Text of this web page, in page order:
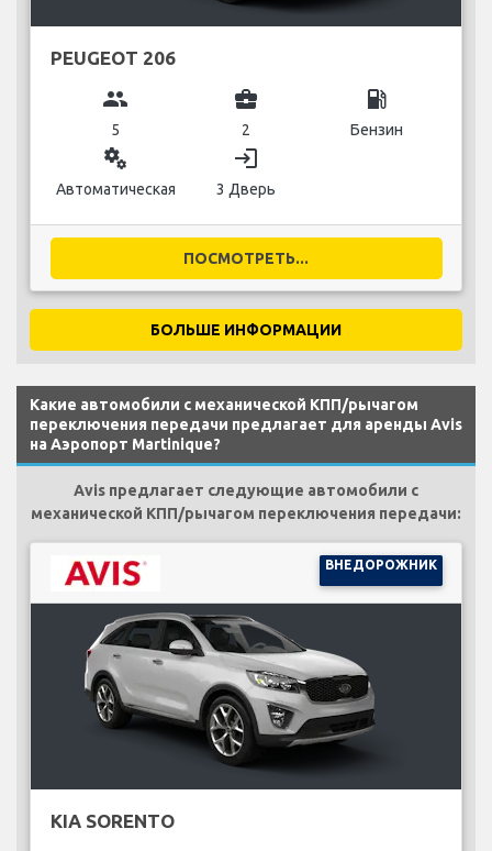
PEUGEOT 206
group
5
business_center
2
local_gas_station
Бензин
miscellaneous_services
Автоматическая
login
3 Дверь
ПОСМОТРЕТЬ...
БОЛЬШЕ ИНФОРМАЦИИ
Какие автомобили с механической КПП/рычагом
переключения передачи предлагает для аренды Avis
на Аэропорт Martinique?
Avis предлагает следующие автомобили с
механической КПП/рычагом переключения передачи:
ВНЕДОРОЖНИК
KIA SORENTO